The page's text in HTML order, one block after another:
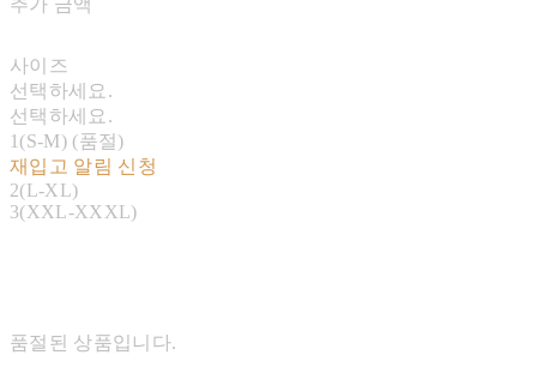
사이즈
선택하세요.
선택하세요.
1(S-M) (품절)
재입고 알림 신청
2(L-XL)
3(XXL-XXXL)
품절된 상품입니다.